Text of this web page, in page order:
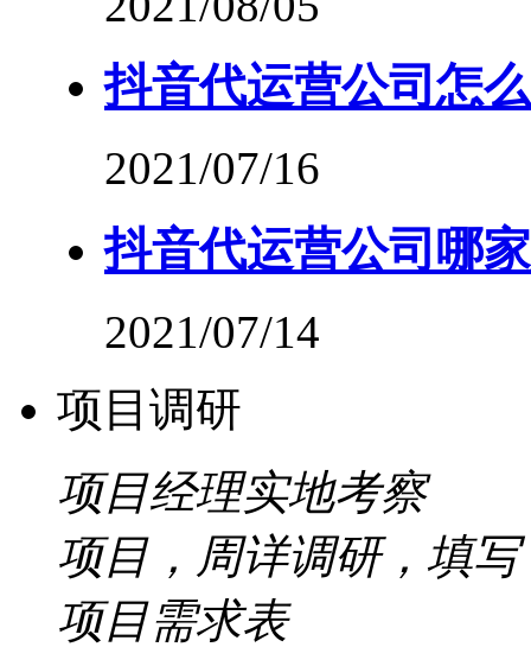
抖音代运营公司怎
2021/07/16
抖音代运营公司哪
2021/07/14
项目调研
项目经理实地考察
项目，周详调研，填写
项目需求表